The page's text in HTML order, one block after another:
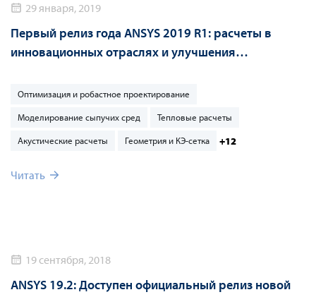
29 января, 2019
Первый релиз года ANSYS 2019 R1: расчеты в
инновационных отраслях и улучшения
Оптимизация и робастное проектирование
Моделирование сыпучих сред Тепловые расчеты
Акустические расчеты Геометрия и КЭ-сетка +12
Читать
19 сентября, 2018
ANSYS 19.2: Доступен официальный релиз новой